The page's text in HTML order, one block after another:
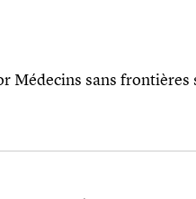
Médecins sans frontières